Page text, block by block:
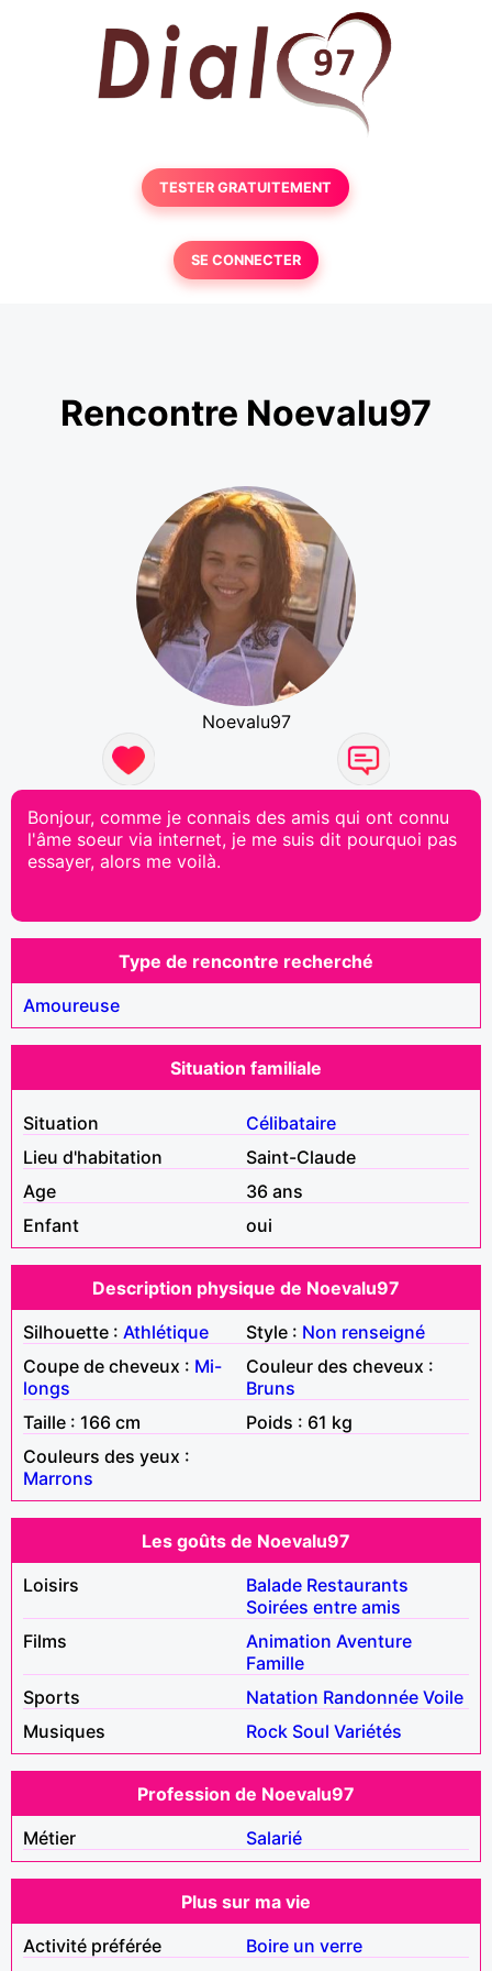
TESTER GRATUITEMENT
SE CONNECTER
Rencontre Noevalu97
Noevalu97
Bonjour, comme je connais des amis qui ont connu
l'âme soeur via internet, je me suis dit pourquoi pas
essayer, alors me voilà.
Type de rencontre recherché
Amoureuse
Situation familiale
Situation
Célibataire
Lieu d'habitation
Saint-Claude
Age
36 ans
Enfant
oui
Description physique de Noevalu97
Silhouette : Athlétique Style : Non renseigné
Coupe de cheveux : Mi-
longs
Couleur des cheveux :
Bruns
Taille : 166 cm
Poids : 61 kg
Couleurs des yeux :
Marrons
Les goûts de Noevalu97
Loisirs
Balade Restaurants
Soirées entre amis
Films
Animation Aventure
Famille
Sports
Natation Randonnée Voile
Musiques
Rock Soul Variétés
Profession de Noevalu97
Métier
Salarié
Plus sur ma vie
Activité préférée
Boire un verre